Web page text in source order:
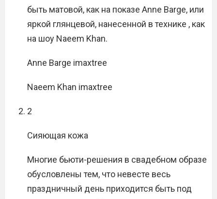
быть матовой, как на показе Anne Barge, или
яркой глянцевой, нанесенной в технике , как
на шоу Naeem Khan.
Anne Barge imaxtree
Naeem Khan imaxtree
2
Сияющая кожа
Многие бьюти-решения в свадебном образе
обусловлены тем, что невесте весь
праздничный день приходится быть под